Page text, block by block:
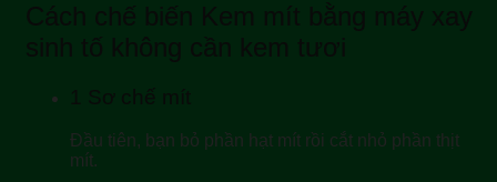
Cách chế biến Kem mít bằng máy xay
sinh tố không cần kem tươi
Sơ chế mít
Đầu tiên, bạn bỏ phần hạt mít rồi cắt nhỏ phần thịt
mít.